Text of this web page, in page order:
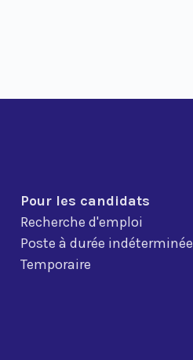
Pour les candidats
Recherche d'emploi
Poste à durée indéterminée
Temporaire